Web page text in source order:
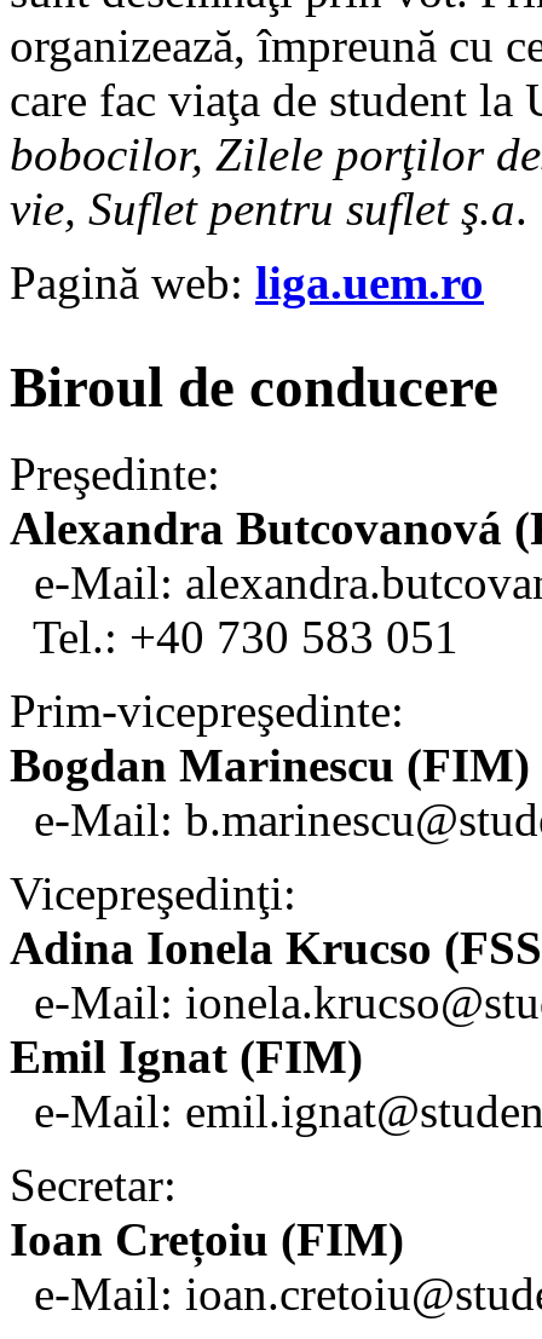
organizează, împreună cu
care fac viaţa de student
bobocilor, Zilele porţilor
vie, Suflet pentru suflet ş.a.
Pagină web: liga.uem.ro
Biroul de conducere
Preşedinte:
Alexandra Butcovanová
e-Mail:
Tel.: +40 730 583 051
Prim-vicepreşedinte:
Bogdan Marinescu (FIM)
e-Mail:
Vicepreşedinţi:
Adina Ionela Krucso
e-Mail:
Emil Ignat (FIM)
e-Mail:
Secretar:
Ioan Crețoiu (FIM)
e-Mail: